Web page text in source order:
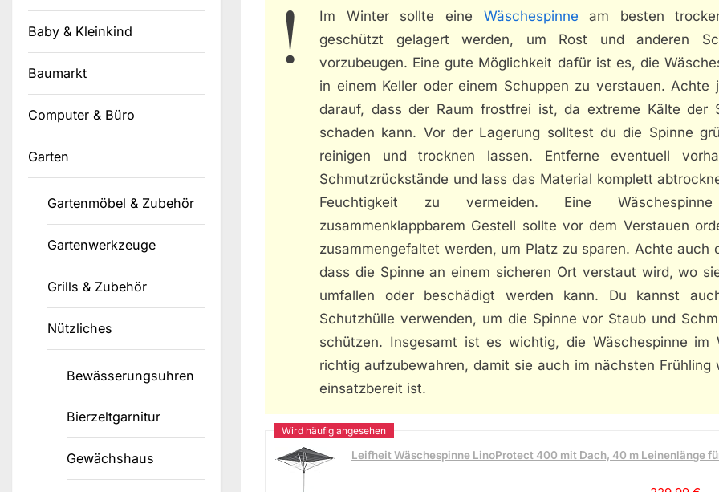
Im Winter sollte eine Wäschespinne am besten
geschützt gelagert werden, um Rost und anderen
vorzubeugen. Eine gute Möglichkeit dafür ist es, die
in einem Keller oder einem Schuppen zu verstauen. Achte
darauf, dass der Raum frostfrei ist, da extreme Kälte der
schaden kann. Vor der Lagerung solltest du die Spinne
reinigen und trocknen lassen. Entferne eventuell
Schmutzrückstände und lass das Material komplett
Feuchtigkeit zu vermeiden. Eine
zusammenklappbarem Gestell sollte vor dem Verstauen
zusammengefaltet werden, um Platz zu sparen. Achte auch
dass die Spinne an einem sicheren Ort verstaut wird, wo
umfallen oder beschädigt werden kann. Du kannst
Schutzhülle verwenden, um die Spinne vor Staub und
schützen. Insgesamt ist es wichtig, die Wäschespinne im
richtig aufzubewahren, damit sie auch im nächsten Frühling
einsatzbereit ist.
Leifheit Wäschespinne LinoProtect 400 mit Dach, 40 m Leinenlänge
Baby & Kleinkind
Baumarkt
Computer & Büro
Garten
Gartenmöbel & Zubehör
Gartenwerkzeuge
Grills & Zubehör
Nützliches
Bewässerungsuhren
Bierzeltgarnitur
Gewächshaus